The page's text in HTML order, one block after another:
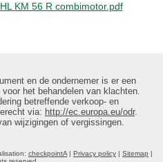
KM 56 R combimotor.pdf
en de ondernemer is er een
voor het behandelen van klachten.
betreffende verkoop- en
via: http://ec.europa.eu/odr.
wijzigingen of vergissingen.
checkpointA | Privacy policy | Sitemap |